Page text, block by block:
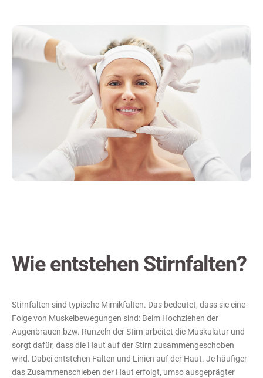
Wie entstehen Stirnfalten?
Stirnfalten sind typische Mimikfalten. Das bedeutet, dass sie eine
Folge von Muskelbewegungen sind: Beim Hochziehen der
Augenbrauen bzw. Runzeln der Stirn arbeitet die Muskulatur und
sorgt dafür, dass die Haut auf der Stirn zusammengeschoben
wird. Dabei entstehen Falten und Linien auf der Haut. Je häufiger
das Zusammenschieben der Haut erfolgt, umso ausgeprägter